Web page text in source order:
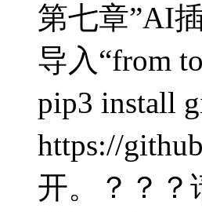
第七章”AI
导入“from
pip3 install
https://
开。？？？